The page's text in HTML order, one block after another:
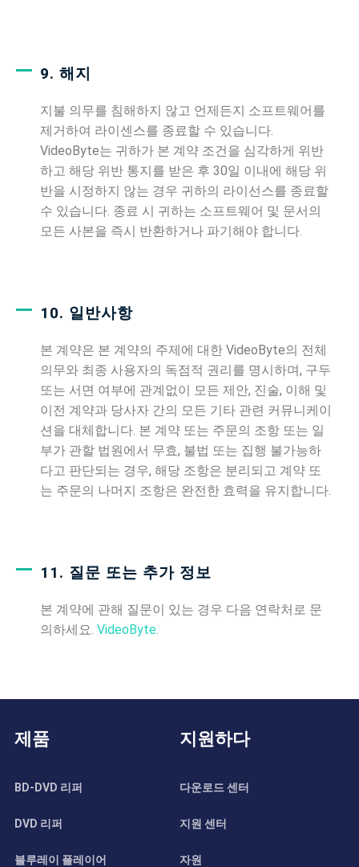
9. 해지
지불 의무를 침해하지 않고 언제든지 소프트웨어를
제거하여 라이센스를 종료할 수 있습니다.
VideoByte는 귀하가 본 계약 조건을 심각하게 위반
하고 해당 위반 통지를 받은 후 30일 이내에 해당 위
반을 시정하지 않는 경우 귀하의 라이선스를 종료할
수 있습니다. 종료 시 귀하는 소프트웨어 및 문서의
모든 사본을 즉시 반환하거나 파기해야 합니다.
10. 일반사항
본 계약은 본 계약의 주제에 대한 VideoByte의 전체
의무와 최종 사용자의 독점적 권리를 명시하며, 구두
또는 서면 여부에 관계없이 모든 제안, 진술, 이해 및
이전 계약과 당사자 간의 모든 기타 관련 커뮤니케이
션을 대체합니다. 본 계약 또는 주문의 조항 또는 일
부가 관할 법원에서 무효, 불법 또는 집행 불가능하
다고 판단되는 경우, 해당 조항은 분리되고 계약 또
는 주문의 나머지 조항은 완전한 효력을 유지합니다.
11. 질문 또는 추가 정보
본 계약에 관해 질문이 있는 경우 다음 연락처로 문
의하세요. VideoByte
제품
BD-DVD 리퍼
DVD 리퍼
블루레이 플레이어
지원하다
다운로드 센터
지원 센터
자원